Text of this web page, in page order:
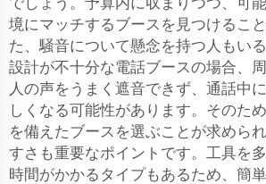
境にマッチするブースを見つけるこ
た、騒音について懸念を持つ人もい
設計が不十分な電話ブースの場合、
人の声をうまく遮音できず、通話中
しくなる可能性があります。そのた
を備えたブースを選ぶことが求めら
すさも重要なポイントです。工具を
時間がかかるタイプもあるため、簡